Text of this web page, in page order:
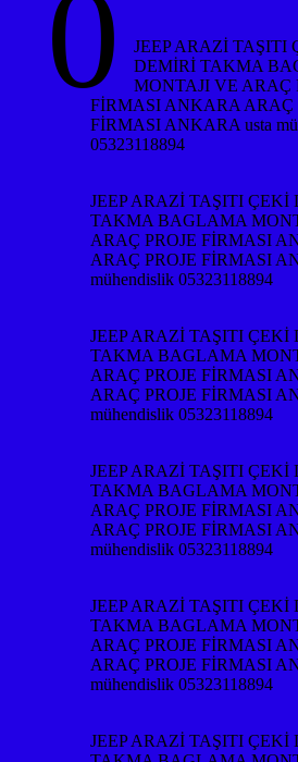
0
JEEP ARAZİ TAŞITI
DEMİRİ TAKMA
MONTAJI VE ARAÇ
FİRMASI ANKARA ARAÇ
FİRMASI ANKARA usta
05323118894
JEEP ARAZİ TAŞITI ÇEKİ
TAKMA BAGLAMA
ARAÇ PROJE FİRMASI
ARAÇ PROJE FİRMASI
mühendislik 05323118894
JEEP ARAZİ TAŞITI ÇEKİ
TAKMA BAGLAMA
ARAÇ PROJE FİRMASI
ARAÇ PROJE FİRMASI
mühendislik 05323118894
JEEP ARAZİ TAŞITI ÇEKİ
TAKMA BAGLAMA
ARAÇ PROJE FİRMASI
ARAÇ PROJE FİRMASI
mühendislik 05323118894
JEEP ARAZİ TAŞITI ÇEKİ
TAKMA BAGLAMA
ARAÇ PROJE FİRMASI
ARAÇ PROJE FİRMASI
mühendislik 05323118894
JEEP ARAZİ TAŞITI ÇEKİ